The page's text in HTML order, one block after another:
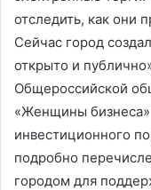
отследить, как они
Сейчас город
открыто и
Общероссийской
«Женщины бизнеса»
инвестиционного
подробно
городом для